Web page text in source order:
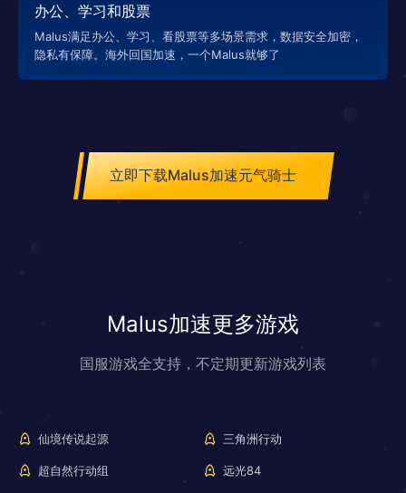
办公、学习和股票
Malus满足办公、学习、看股票等多场景需求，数据安全加密，
隐私有保障。海外回国加速，一个Malus就够了
立即下载Malus加速元气骑士
Malus加速更多游戏
国服游戏全支持，不定期更新游戏列表
仙境传说起源 三角洲行动
超自然行动组 远光84